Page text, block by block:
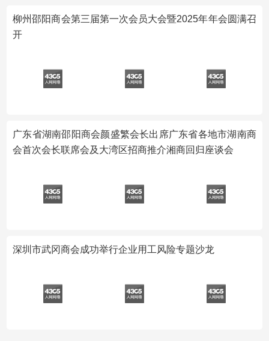
柳州邵阳商会第三届第一次会员大会暨2025年年会圆满召
开
广东省湖南邵阳商会颜盛繁会长出席广东省各地市湖南商
会首次会长联席会及大湾区招商推介湘商回归座谈会
深圳市武冈商会成功举行企业用工风险专题沙龙